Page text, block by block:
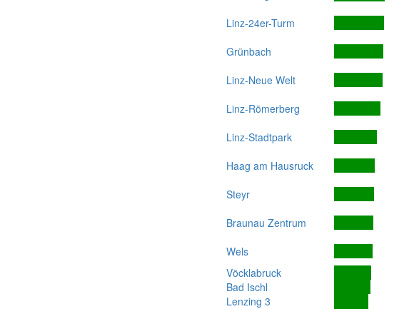
Linz-24er-Turm
Grünbach
Linz-Neue Welt
Linz-Römerberg
Linz-Stadtpark
Haag am Hausruck
Steyr
Braunau Zentrum
Wels
Vöcklabruck
Bad Ischl
Lenzing 3